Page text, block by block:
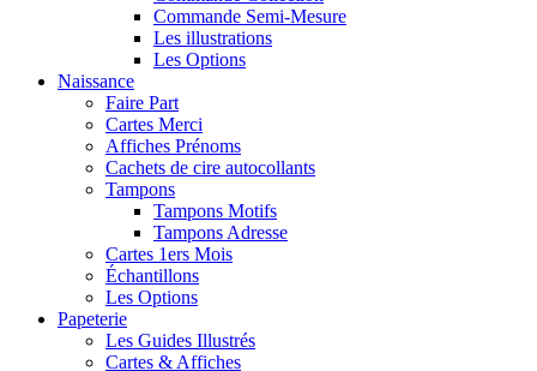
Commande Semi-Mesure
Les illustrations
Les Options
Naissance
Faire Part
Cartes Merci
Affiches Prénoms
Cachets de cire autocollants
Tampons
Tampons Motifs
Tampons Adresse
Cartes 1ers Mois
Échantillons
Les Options
Papeterie
Les Guides Illustrés
Cartes & Affiches